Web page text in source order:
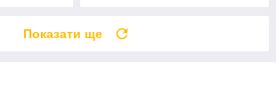
Показати ще